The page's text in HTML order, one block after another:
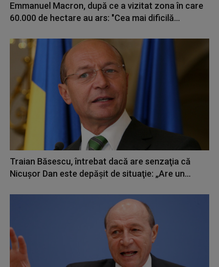
Emmanuel Macron, după ce a vizitat zona în care
60.000 de hectare au ars: "Cea mai dificilă...
Traian Băsescu, întrebat dacă are senzaţia că
Nicuşor Dan este depăşit de situaţie: „Are un...